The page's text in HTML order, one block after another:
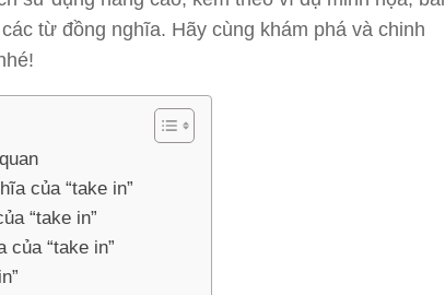
từ đồng nghĩa. Hãy cùng khám phá và chinh
của “take in”
“take in”
của “take in”